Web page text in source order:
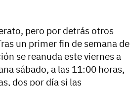
pero por detrás otros
un primer fin de semana de
se reanuda este viernes a
sábado, a las 11:00 horas,
dos por día si las